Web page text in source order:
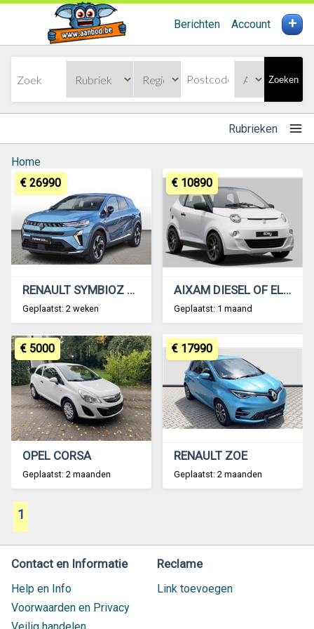
Berichten Account +
Zoeken
Rubrieken
Home
RENAULT SYMBIOZ HYBRIDE TECHNO + EXTRA OPTIES
Geplaatst: 2 weken
€ 26990
AIXAM DIESEL OF ELEKTRO
Geplaatst: 1 maand
€ 10890
OPEL CORSA
Geplaatst: 2 maanden
€ 5000
RENAULT ZOE
Geplaatst: 2 maanden
€ 17990
1
Contact en Informatie
Help en Info
Voorwaarden en Privacy
Reclame
Link toevoegen